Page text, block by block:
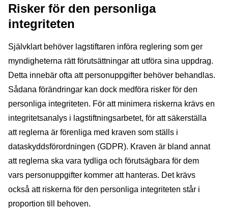
Risker för den personliga
integriteten
Självklart behöver lagstiftaren införa reglering som ger
myndigheterna rätt förutsättningar att utföra sina uppdrag.
Detta innebär ofta att personuppgifter behöver behandlas.
Sådana förändringar kan dock medföra risker för den
personliga integriteten. För att minimera riskerna krävs en
integritetsanalys i lagstiftningsarbetet, för att säkerställa
att reglerna är förenliga med kraven som ställs i
dataskyddsförordningen (GDPR). Kraven är bland annat
att reglerna ska vara tydliga och förutsägbara för dem
vars personuppgifter kommer att hanteras. Det krävs
också att riskerna för den personliga integriteten står i
proportion till behoven.